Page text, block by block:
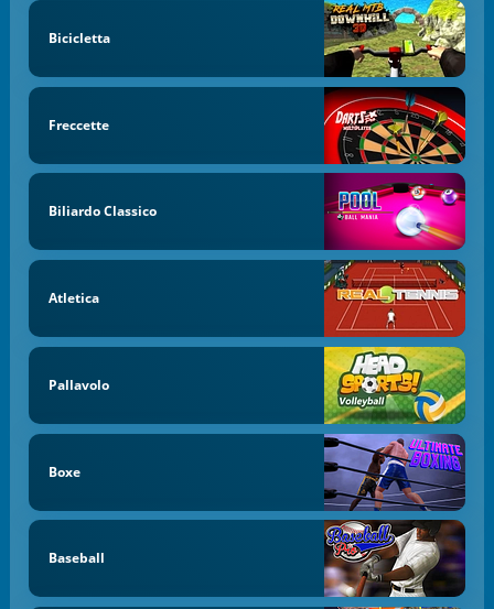
Bicicletta
Freccette
Biliardo Classico
Atletica
Pallavolo
Boxe
Baseball